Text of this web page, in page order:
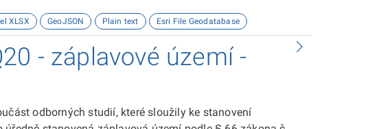
XLSX GeoJSON Plain text Esri File Geodatabase
- záplavové území -
odborných studií, které sloužily ke stanovení